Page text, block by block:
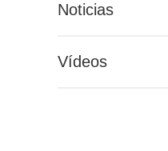
Noticias
Vídeos